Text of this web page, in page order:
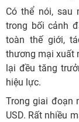
Có thể nói, sau
trong bối cảnh
toàn thế giới,
thương mại xuất
lại đều tăng
hiệu lực.
Trong giai đoạn
USD. Rất nhiều